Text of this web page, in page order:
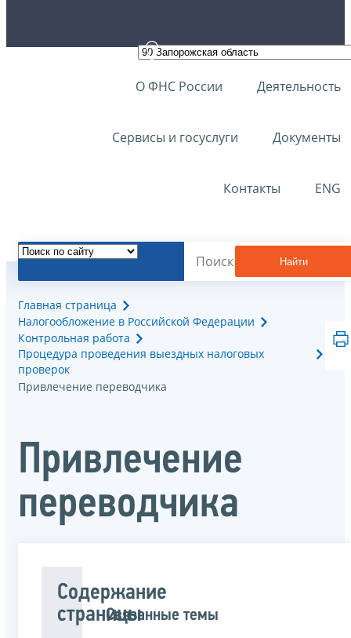
О ФНС России Деятельность
Сервисы и госуслуги Документы
Контакты ENG
Найти
Главная страница
Налогообложение в Российской Федерации
Контрольная работа
Процедура проведения выездных налоговых
проверок
Привлечение переводчика
Привлечение
переводчика
Содержание
страницыСвязанные темы